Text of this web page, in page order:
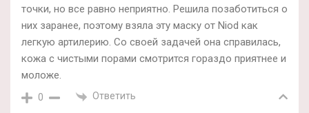
точки, но все равно неприятно. Решила позаботиться о
них заранее, поэтому взяла эту маску от Niod как
легкую артилерию. Со своей задачей она справилась,
кожа с чистыми порами смотрится гораздо приятнее и
моложе.
0 Ответить